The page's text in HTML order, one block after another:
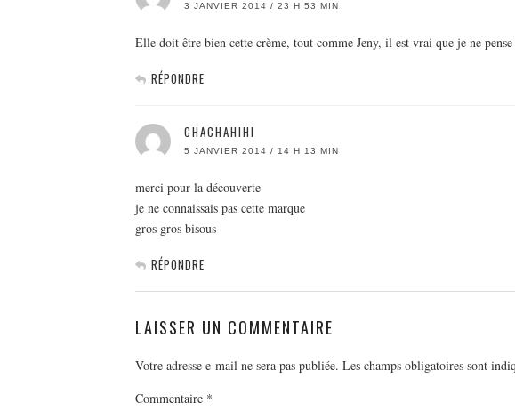
3 JANVIER 2014 / 23 H 53 MIN
Elle doit être bien cette crème, tout comme Jeny, il est vrai que je ne
RÉPONDRE
CHACHAHIHI
5 JANVIER 2014 / 14 H 13 MIN
merci pour la découverte
je ne connaissais pas cette marque
gros gros bisous
RÉPONDRE
LAISSER UN COMMENTAIRE
Votre adresse e-mail ne sera pas publiée. Les champs obligatoires sont
Commentaire *